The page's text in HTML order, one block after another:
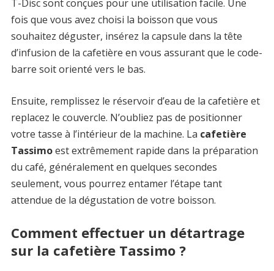
T-Disc sont conçues pour une utilisation facile. Une
fois que vous avez choisi la boisson que vous
souhaitez déguster, insérez la capsule dans la tête
d’infusion de la cafetière en vous assurant que le code-
barre soit orienté vers le bas.
Ensuite, remplissez le réservoir d’eau de la cafetière et
replacez le couvercle. N’oubliez pas de positionner
votre tasse à l’intérieur de la machine. La cafetière
Tassimoest extrêmement rapide dans la préparation
du café, généralement en quelques secondes
seulement, vous pourrez entamer l’étape tant
attendue de la dégustation de votre boisson.
Comment effectuer un détartrage
sur la cafetière Tassimo ?